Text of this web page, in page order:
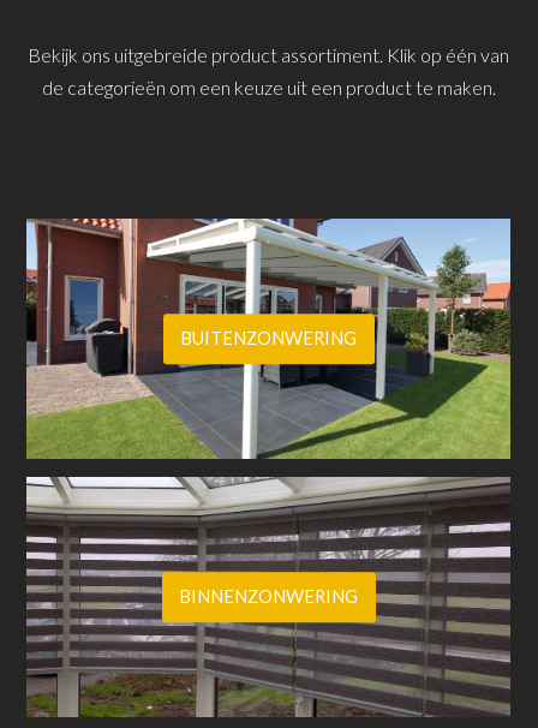
Bekijk ons uitgebreide product assortiment. Klik op één van
de categorieën om een keuze uit een product te maken.
BUITENZONWERING
BINNENZONWERING